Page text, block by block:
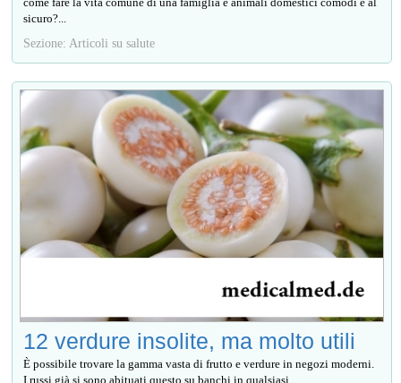
sicuro?...
Sezione: Articoli su salute
12 verdure insolite, ma molto utili
È possibile trovare la gamma vasta di frutto e verdure in negozi moderni.
I russi già si sono abituati questo su banchi in qualsiasi...